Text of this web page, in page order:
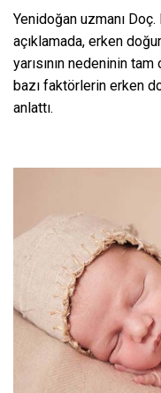
Yenidoğan uzmanı Doç.
açıklamada, erken
yarısının nedeninin
bazı faktörlerin erken
anlattı.